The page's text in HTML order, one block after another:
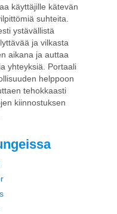
käyttäjille kätevän
suhteita.
ystävällistä
ja vilkasta
aikana ja auttaa
yhteyksiä. Portaali
helppoon
tehokkaasti
kiinnostuksen